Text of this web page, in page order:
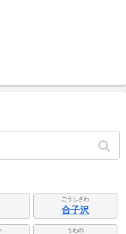
ごうしざわ
合子沢
うわの